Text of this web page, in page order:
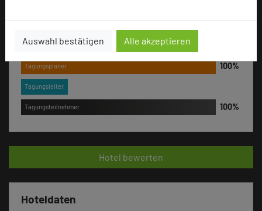
Auswahl bestätigen Alle akzeptieren
Tagungsplaner
Tagungsleiter
Tagungsteilnehmer
Hotel bewerten
Hoteldaten